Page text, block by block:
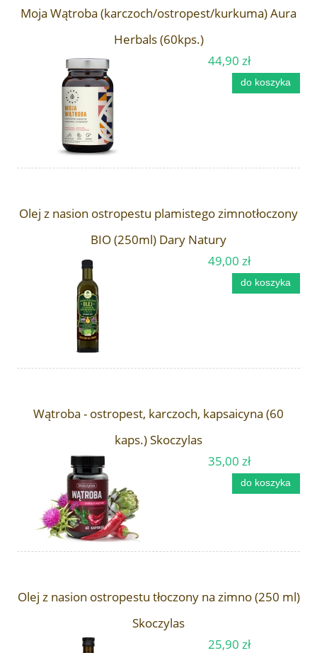
Moja Wątroba (karczoch/ostropest/kurkuma) Aura
Herbals (60kps.)
44,90 zł
do koszyka
Olej z nasion ostropestu plamistego zimnotłoczony
BIO (250ml) Dary Natury
49,00 zł
do koszyka
Wątroba - ostropest, karczoch, kapsaicyna (60
kaps.) Skoczylas
35,00 zł
do koszyka
Olej z nasion ostropestu tłoczony na zimno (250 ml)
Skoczylas
25,90 zł